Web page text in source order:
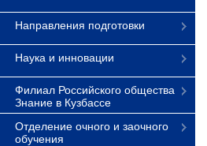
Направления подготовки
Наука и инновации
Филиал Российского общества
Знание в Кузбассе
Отделение очного и заочного
обучения